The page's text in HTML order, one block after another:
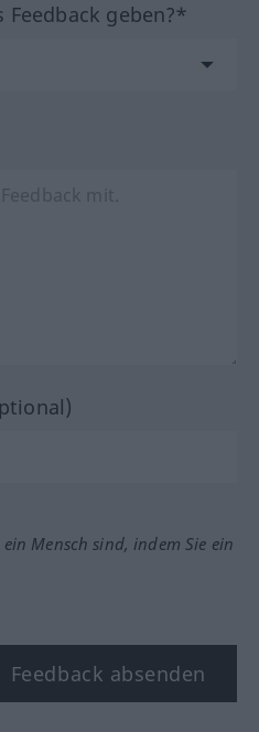
Feedback geben?*
Mensch sind, indem Sie ein
Feedback absenden